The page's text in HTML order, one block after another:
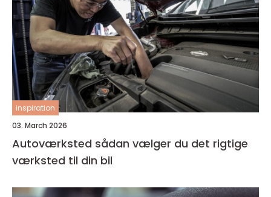
inspiration
03. March 2026
Autoværksted sådan vælger du det rigtige
værksted til din bil